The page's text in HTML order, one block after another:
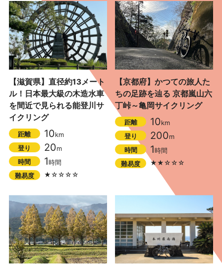
【滋賀県】直径約13メート
ル！日本最大級の木造水車
を間近で見られる能登川サ
イクリング
距離 10km
登り
20m
時間
1時間
難易度
★☆☆☆☆
【京都府】かつての旅人た
ちの足跡を辿る 京都嵐山六
丁峠～亀岡サイクリング
距離 10km
登り
200m
時間
1時間
難易度
★★☆☆☆